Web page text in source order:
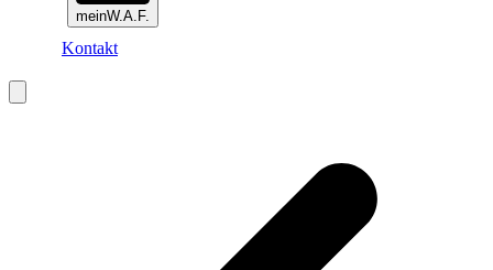
meinW.A.F.
Kontakt